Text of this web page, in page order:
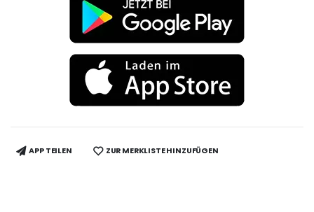
APP TEILEN ZUR MERKLISTE HINZUFÜGEN